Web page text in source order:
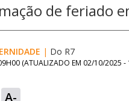
de feriado
| Do R7
(ATUALIZADO EM 02/10/2025 -
A-